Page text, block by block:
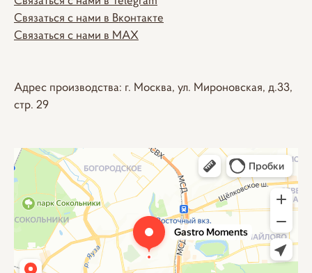
Связаться с нами в Вконтакте
Связаться с нами в MAX
Адрес производства: г. Москва, ул. Мироновская, д.33,
стр. 29